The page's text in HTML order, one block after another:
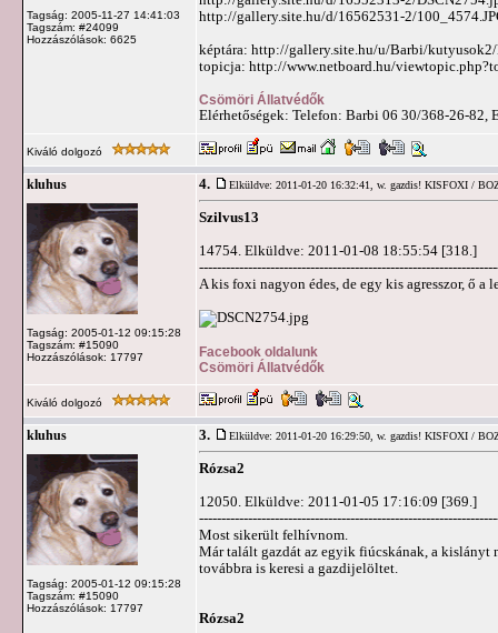
Tagság: 2005-11-27 14:41:03
Tagszám: #24099
Hozzászólások: 6625
http://gallery.site.hu/d/16562531-2/
képtára: http://gallery.site.hu/u/Barbi/
topicja: http://www.netboard.hu/
Csömöri Állatvédők
Elérhetőségek: Telefon: Barbi 06 30/368-26-82,
Kiváló dolgozó
kluhus
Tagság: 2005-01-12 09:15:28
Tagszám: #15090
Hozzászólások: 17797
4. Elküldve: 2011-01-20 16:32:41, w. gazdis! KISFOXI /
Szilvus13
14754. Elküldve: 2011-01-08 18:55:54 [318.]
A kis foxi nagyon édes, de egy kis agresszor, ő
Facebook oldalunk
Csömöri Állatvédők
Kiváló dolgozó
kluhus
Tagság: 2005-01-12 09:15:28
Tagszám: #15090
Hozzászólások: 17797
3. Elküldve: 2011-01-20 16:29:50, w. gazdis! KISFOXI /
Rózsa2
12050. Elküldve: 2011-01-05 17:16:09 [369.]
Most sikerült felhívnom.
Már talált gazdát az egyik fiúcskának, a kislányt
továbbra is keresi a gazdijelöltet.
Rózsa2